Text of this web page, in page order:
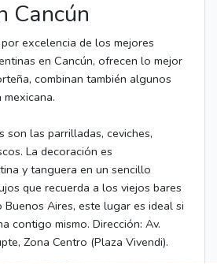
Cancún
excelencia de los mejores
en Cancún, ofrecen lo mejor
combinan también algunos
son las parrilladas, ceviches,
La decoración es
y tanguera en un sencillo
que recuerda a los viejos bares
Aires, este lugar es ideal si
contigo mismo. Dirección: Av.
Zona Centro (Plaza Vivendi).